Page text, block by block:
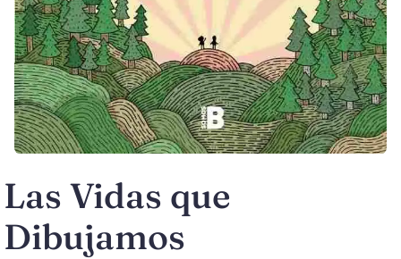
Las Vidas que
Dibujamos